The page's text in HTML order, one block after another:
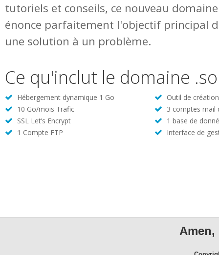
tutoriels et conseils, ce nouveau
énonce parfaitement l'objectif principal
une solution à un problème.
Ce qu'inclut le domaine
Hébergement dynamique 1 Go
Outil de
10 Go/mois Trafic
3 comptes mail
SSL Let’s Encrypt
1 base de
1 Compte FTP
Interface de